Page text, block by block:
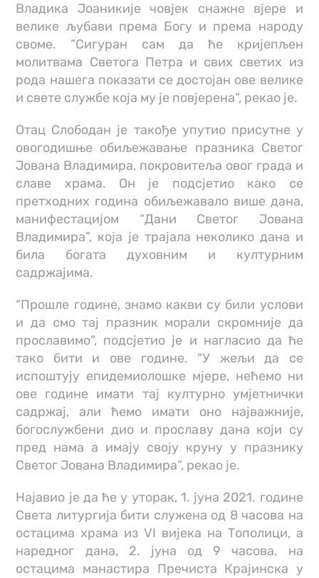
Владика Јоаникије човјек снажне вјере и
велике љубави према Богу и према народу
своме. “Сигуран сам да ће кријепљен
молитвама Светога Петра и свих светих из
рода нашега показати се достојан ове велике
и свете службе која му је повјерена”, рекао је.
Отац Слободан је такође упутио присутне у
овогодишње обиљежавање празника Светог
Јована Владимира, покровитеља овог града и
славе храма. Он је подсјетио како се
претходних година обиљежавало више дана,
манифестацијом “Дани Светог Јована
Владимира”, која је трајала неколико дана и
била богата духовним и културним
садржајима.
“Прошле године, знамо какви су били услови
и да смо тај празник морали скромније да
прославимо”, подсјетио је и нагласио да ће
тако бити и ове године. “У жељи да се
испоштују епидемиолошке мјере, нећемо ни
ове године имати тај културно умјетнички
садржај, али ћемо имати оно најважније,
богослужбени дио и прославу дана који су
пред нама а имају своју круну у празнику
Светог Јована Владимира”, рекао је.
Најавио је да ће у уторак, 1. јуна 2021. године
Света литургија бити служена од 8 часова на
остацима храма из VI вијека на Тополици, а
наредног дана, 2. јуна од 9 часова, на
остацима манастира Пречиста Крајинска у